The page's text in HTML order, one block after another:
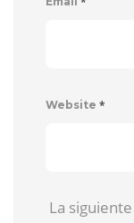
Website *
La